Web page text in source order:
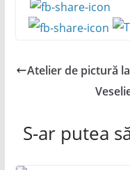
Atelier de pictură
S-ar putea